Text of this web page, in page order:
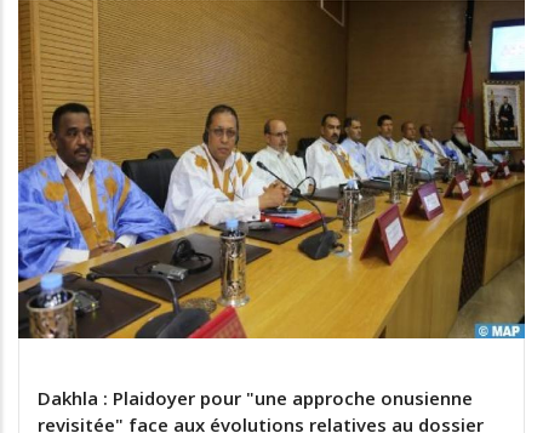
Dakhla : Plaidoyer pour "une approche onusienne
revisitée" face aux évolutions relatives au dossier